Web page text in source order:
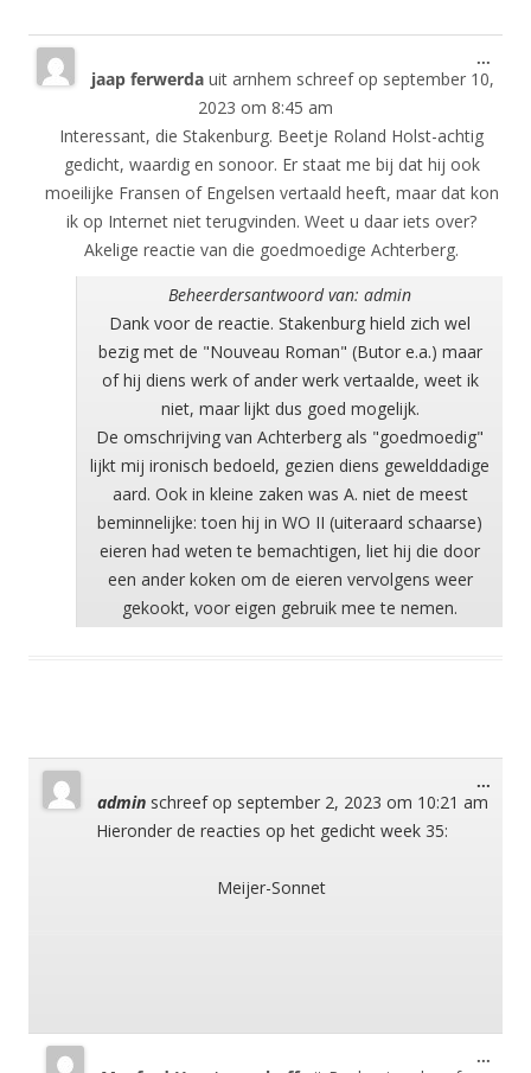
jaap ferwerda uit arnhem schreef op september 10,
2023 om 8:45 am
Interessant, die Stakenburg. Beetje Roland Holst-achtig
gedicht, waardig en sonoor. Er staat me bij dat hij ook
moeilijke Fransen of Engelsen vertaald heeft, maar dat kon
ik op Internet niet terugvinden. Weet u daar iets over?
Akelige reactie van die goedmoedige Achterberg.
Beheerdersantwoord van: admin
Dank voor de reactie. Stakenburg hield zich wel
bezig met de "Nouveau Roman" (Butor e.a.) maar
of hij diens werk of ander werk vertaalde, weet ik
niet, maar lijkt dus goed mogelijk.
De omschrijving van Achterberg als "goedmoedig"
lijkt mij ironisch bedoeld, gezien diens gewelddadige
aard. Ook in kleine zaken was A. niet de meest
beminnelijke: toen hij in WO II (uiteraard schaarse)
eieren had weten te bemachtigen, liet hij die door
een ander koken om de eieren vervolgens weer
gekookt, voor eigen gebruik mee te nemen.
...
deze
admin schreef op september 2, 2023 om 10:21 am
Hieronder de reacties op het gedicht week 35:
Meijer-Sonnet
...
...